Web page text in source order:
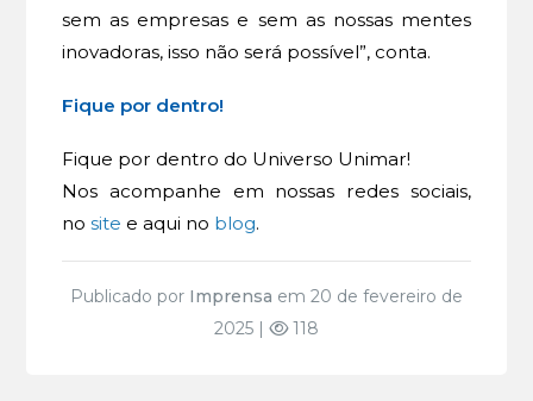
sem as empresas e sem as nossas mentes
inovadoras, isso não será possível”, conta.
Fique por dentro!
Fique por dentro do Universo Unimar!
Nos acompanhe em nossas redes sociais,
nosite e aqui no blog.
Publicado por Imprensa em 20 de fevereiro de
2025 |
118